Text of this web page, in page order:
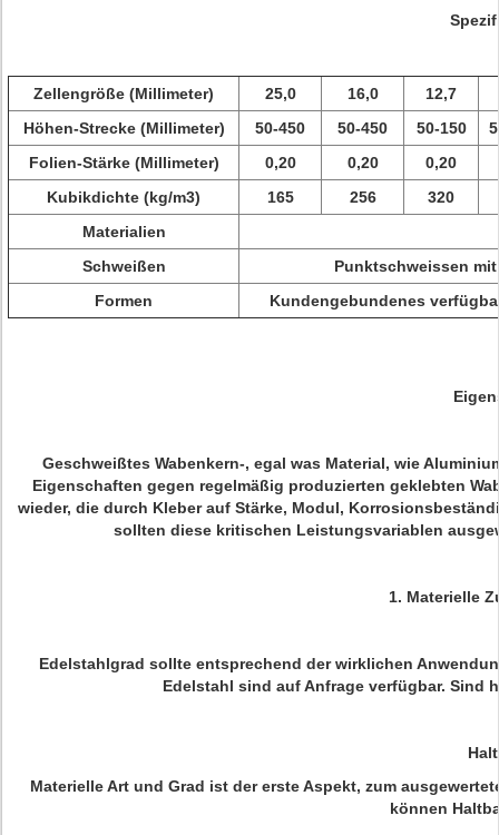
Zellengröße (Millimeter) 25,0 16,0 12,7
Höhen-Strecke (Millimeter)
50-450 50-450 50-150
Folien-Stärke (Millimeter)
0,20 0,20 0,20
Kubikdichte (kg/m3)
165 256
320
Materialien
Schweißen
Punktschweissen
Formen
Kundengebundenes
Geschweißtes Wabenkern-, egal was Material, wie
Eigenschaften gegen regelmäßig produzierten geklebten
wieder, die durch Kleber auf Stärke, Modul,
sollten diese kritischen Leistungsvariablen
1. Materielle
Edelstahlgrad sollte entsprechend der wirklichen
Edelstahl sind auf Anfrage verfügbar. Sind
Materielle Art und Grad ist der erste Aspekt, zum
können